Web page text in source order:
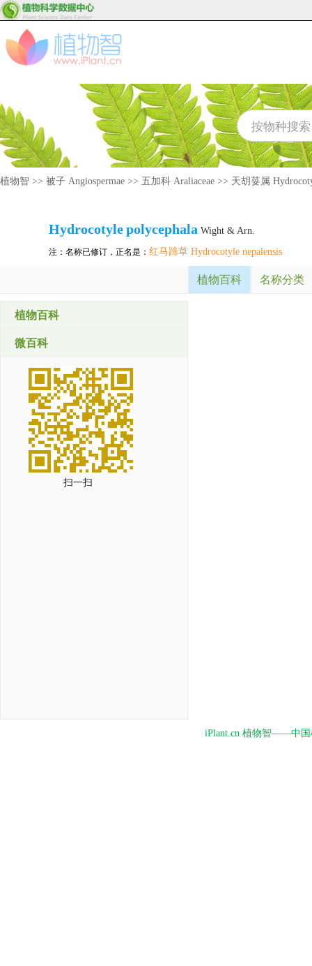
植物智 >> 被子 Angiospermae >> 五加科 Araliaceae >> 天胡荽属
Hydrocotylepolycephala Wight & Arn.
注：名称已修订，正名是： 红马蹄草 Hydrocotyle nepalensis
植物百科 名称分类
植物百科
微百科
扫一扫
iPlant.cn 植物智——中国